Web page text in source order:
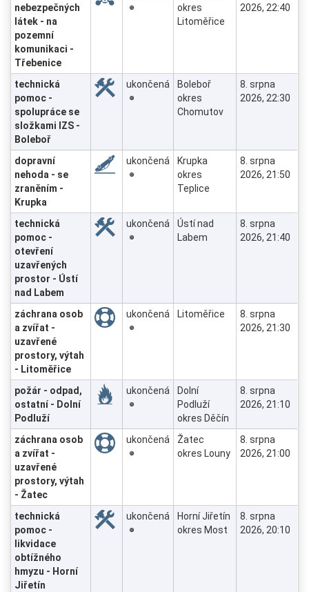
nebezpečných
látek - na
pozemní
komunikaci -
Třebenice
okres
Litoměřice
2026, 22:40
technická
pomoc -
spolupráce se
složkami IZS -
Boleboř
ukončená
Boleboř
okres
Chomutov
8. srpna
2026, 22:30
dopravní
nehoda - se
zraněním -
Krupka
ukončená
Krupka
okres
Teplice
8. srpna
2026, 21:50
technická
pomoc -
otevření
uzavřených
prostor - Ústí
nad Labem
ukončená
Ústí nad
Labem
8. srpna
2026, 21:40
záchrana osob
a zvířat -
uzavřené
prostory, výtah
- Litoměřice
ukončená Litoměřice
8. srpna
2026, 21:30
požár - odpad,
ostatní - Dolní
Podluží
ukončená
Dolní
Podluží
okres Děčín
8. srpna
2026, 21:10
záchrana osob
a zvířat -
uzavřené
prostory, výtah
- Žatec
ukončená
Žatec
okres Louny
8. srpna
2026, 21:00
technická
pomoc -
likvidace
obtížného
hmyzu - Horní
Jiřetín
ukončená
Horní Jiřetín
okres Most
8. srpna
2026, 20:10